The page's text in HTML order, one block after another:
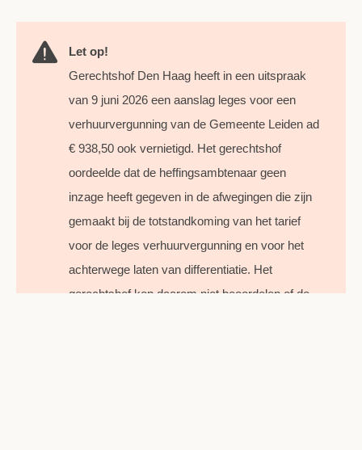
Let op!
Gerechtshof Den Haag heeft in een uitspraak
van 9 juni 2026 een aanslag leges voor een
verhuurvergunning van de Gemeente Leiden ad
€ 938,50 ook vernietigd. Het gerechtshof
oordeelde dat de heffingsambtenaar geen
inzage heeft gegeven in de afwegingen die zijn
gemaakt bij de totstandkoming van het tarief
voor de leges verhuurvergunning en voor het
achterwege laten van differentiatie. Het
gerechtshof kon daarom niet beoordelen of de